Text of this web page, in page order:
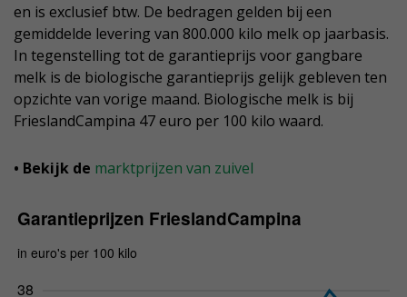
en is exclusief btw. De bedragen gelden bij een
gemiddelde levering van 800.000 kilo melk op jaarbasis.
In tegenstelling tot de garantieprijs voor gangbare
melk is de biologische garantieprijs gelijk gebleven ten
opzichte van vorige maand. Biologische melk is bij
FrieslandCampina 47 euro per 100 kilo waard.
• Bekijk de marktprijzen van zuivel